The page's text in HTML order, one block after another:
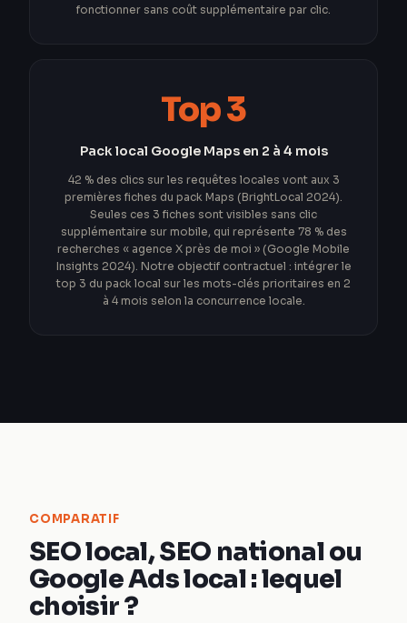
fonctionner sans coût supplémentaire par clic.
Top 3
Pack local Google Maps en 2 à 4 mois
42 % des clics sur les requêtes locales vont aux 3
premières fiches du pack Maps (BrightLocal 2024).
Seules ces 3 fiches sont visibles sans clic
supplémentaire sur mobile, qui représente 78 % des
recherches « agence X près de moi » (Google Mobile
Insights 2024). Notre objectif contractuel : intégrer le
top 3 du pack local sur les mots-clés prioritaires en 2
à 4 mois selon la concurrence locale.
COMPARATIF
SEO local, SEO national ou
Google Ads local : lequel
choisir ?